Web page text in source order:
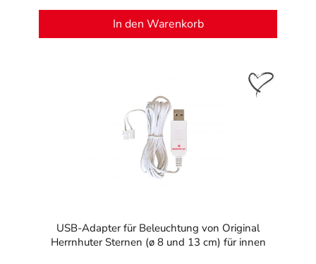
In den Warenkorb
USB-Adapter für Beleuchtung von Original
Herrnhuter Sternen (ø 8 und 13 cm) für innen